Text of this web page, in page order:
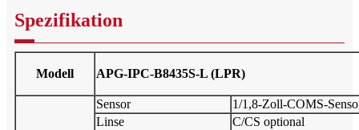
Spezifikation
Modell APG-IPC-B8435S-L (LPR)
Sensor
1/1,8-Zoll-COMS-
Linse
C/CS optional